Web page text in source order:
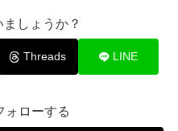
しょうか？
Threads LINE
ォローする